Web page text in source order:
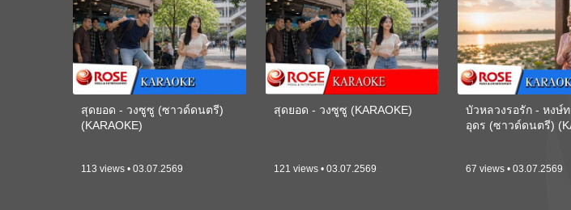
สุดยอด - วงซูซู (ซาวด์ดนตรี)
(KARAOKE)
113 views • 03.07.2569
สุดยอด - วงซูซู (KARAOKE)
121 views • 03.07.2569
บัวหลวงรอรัก - หงษ์
อุดร (ซาวด์ดนตรี)
67 views • 03.07.2569